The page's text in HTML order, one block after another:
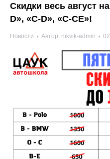
Скидки весь август
D», «С-D», «С-СЕ»!
Новости Автор: nikvik-admin